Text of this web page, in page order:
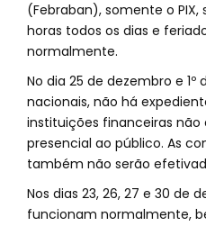
(Febraban), somente o
horas todos os dias e
normalmente.
No dia 25 de dezembro e 1º
nacionais, não há
instituições financeiras
presencial ao público. As
também não serão
Nos dias 23, 26, 27 e 30 de
funcionam normalmente,